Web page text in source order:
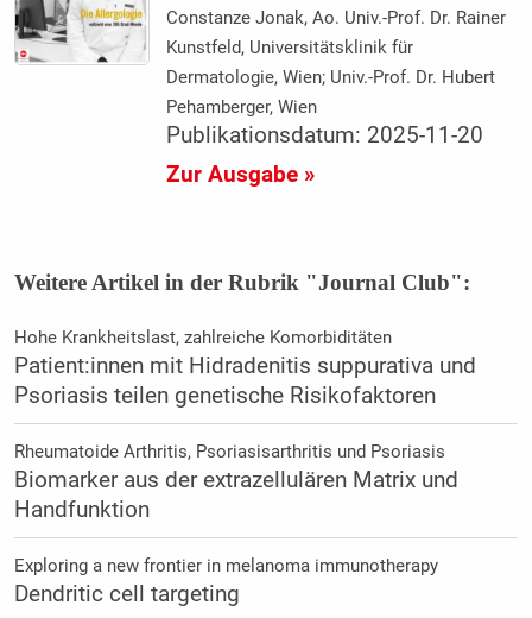
Constanze Jonak, Ao. Univ.-Prof. Dr. Rainer
Kunstfeld, Universitätsklinik für
Dermatologie, Wien; Univ.-Prof. Dr. Hubert
Pehamberger, Wien
Publikationsdatum: 2025-11-20
Zur Ausgabe »
Weitere Artikel in der Rubrik "Journal Club":
Hohe Krankheitslast, zahlreiche Komorbiditäten
Patient:innen mit Hidradenitis suppurativa und
Psoriasis teilen genetische Risikofaktoren
Rheumatoide Arthritis, Psoriasisarthritis und Psoriasis
Biomarker aus der extrazellulären Matrix und
Handfunktion
Exploring a new frontier in melanoma immunotherapy
Dendritic cell targeting